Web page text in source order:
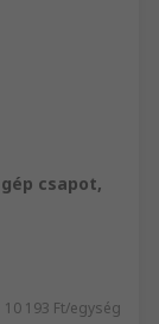
csapot,
10 193 Ft/egység